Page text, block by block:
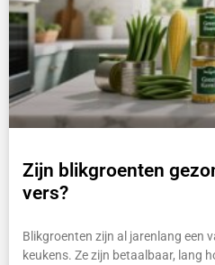
Zijn blikgroenten
vers?
Blikgroenten zijn al jarenlang een
keukens. Ze zijn betaalbaar, lang